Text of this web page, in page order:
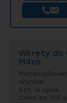
zaufanym
branżach
zyskujesz
Wkręty do
M4x6